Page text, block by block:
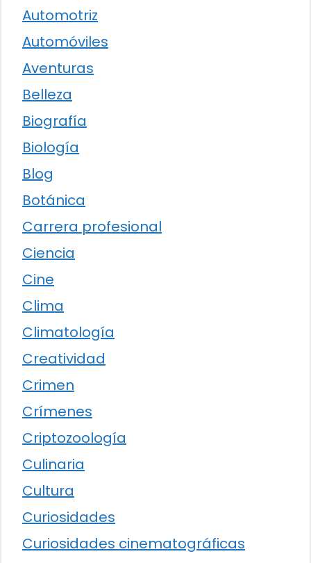
Automotriz
Automóviles
Aventuras
Belleza
Biografía
Biología
Blog
Botánica
Carrera profesional
Ciencia
Cine
Clima
Climatología
Creatividad
Crimen
Crímenes
Criptozoología
Culinaria
Cultura
Curiosidades
Curiosidades cinematográficas